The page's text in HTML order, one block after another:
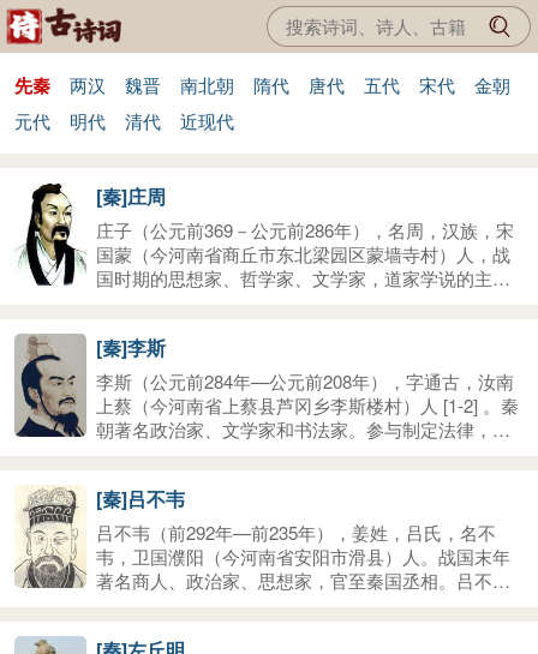
先秦 两汉 魏晋 南北朝 隋代 唐代 五代 宋代
金朝
元代
明代 清代 近现代
[秦]庄周
庄子（公元前369－公元前286年），名周，汉族，宋
国蒙（今河南省商丘市东北梁园区蒙墙寺村）人，战
国时期的思想家、哲学家、文学家，道家学说的主要
生平只做过地方漆园吏，因崇尚自由而不应同宗楚威
王之聘。老子思想的继承和发展者。后世将他与老子
并称为“老庄”。他们的哲学思想体系，被思想学术界尊
为“老庄哲学”。代表作品为《庄子》以及名篇有《逍遥
游》、《齐物论》等。
[秦]李斯
李斯（公元前284年—公元前208年），字通古，汝南
上蔡（今河南省上蔡县芦冈乡李斯楼村）人 [1-2] 。秦
朝著名政治家、文学家和书法家。参与制定法律，统
千多年封建专制的基本格局。秦始皇死后，勾结内官
赵高伪造遗诏，迫令公子扶苏自杀，拥立胡亥为二世
皇帝，后为赵高所忌。秦二世二年（前208年），父子
腰斩于咸阳，夷灭三族 。
[秦]吕不韦
吕不韦（前292年—前235年），姜姓，吕氏，名不
韦，卫国濮阳（今河南省安阳市滑县）人。战国末年
著名商人、政治家、思想家，官至秦国丞相。吕不韦